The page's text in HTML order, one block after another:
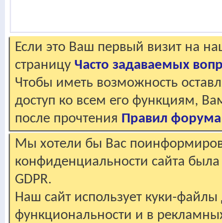
Если это Ваш первый визит на
страницу Часто задаваемых
Чтобы иметь возможность
доступ ко всем его функциям,
после прочтения Правил форума
Мы хотели бы Вас
конфиденциальности сайта
GDPR.
Наш сайт использует куки-файлы
функциональности и в